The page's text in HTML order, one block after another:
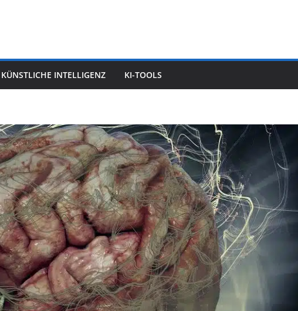
KÜNSTLICHE INTELLIGENZ KI-TOOLS